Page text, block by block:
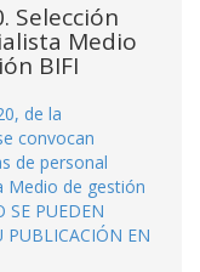
Selección
Medio
BIFI
de la
convocan
de personal
Medio de gestión
PUEDEN
PUBLICACIÓN EN